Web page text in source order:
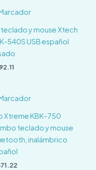
y mouse Xtech
540S USB español
Xtreme KBK-750
teclado y mouse
inalámbrico